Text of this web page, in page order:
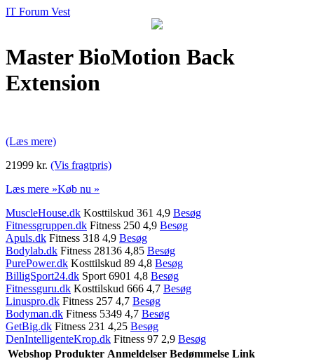
IT Forum Vest
Master BioMotion Back
Extension
(Læs mere)
21999 kr. (Vis fragtpris)
Læs mere »Køb nu »
MuscleHouse.dk Kosttilskud 361 4,9 Besøg
Fitnessgruppen.dk Fitness 250 4,9 Besøg
Apuls.dk Fitness 318 4,9 Besøg
Bodylab.dk Fitness 28136 4,85 Besøg
PurePower.dk Kosttilskud 89 4,8 Besøg
BilligSport24.dk Sport 6901 4,8 Besøg
Fitnessguru.dk Kosttilskud 666 4,7 Besøg
Linuspro.dk Fitness 257 4,7 Besøg
Bodyman.dk Fitness 5349 4,7 Besøg
GetBig.dk Fitness 231 4,25 Besøg
DenIntelligenteKrop.dk Fitness 97 2,9 Besøg
Webshop Produkter Anmeldelser Bedømmelse Link